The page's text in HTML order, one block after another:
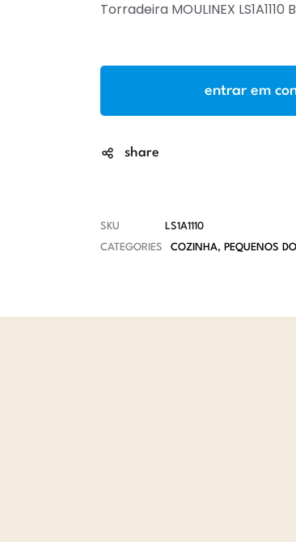
Torradeira MOULINEX LS1A1110
share
entrar em
SKU
LS1A1110
CATEGORIES
COZINHA, PEQUENOS